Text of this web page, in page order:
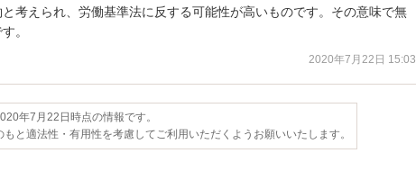
考えられ、労働基準法に反する可能性が高いものです。その意味で無
。
2020年7月22日 15:03
年7月22日時点の情報です。
もと適法性・有用性を考慮してご利用いただくようお願いいたします。